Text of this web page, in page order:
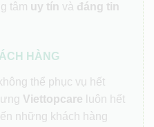
tâm uy tín và đáng tin
HÀNG
thể phục vụ hết
Viettopcare luôn hết
những khách hàng